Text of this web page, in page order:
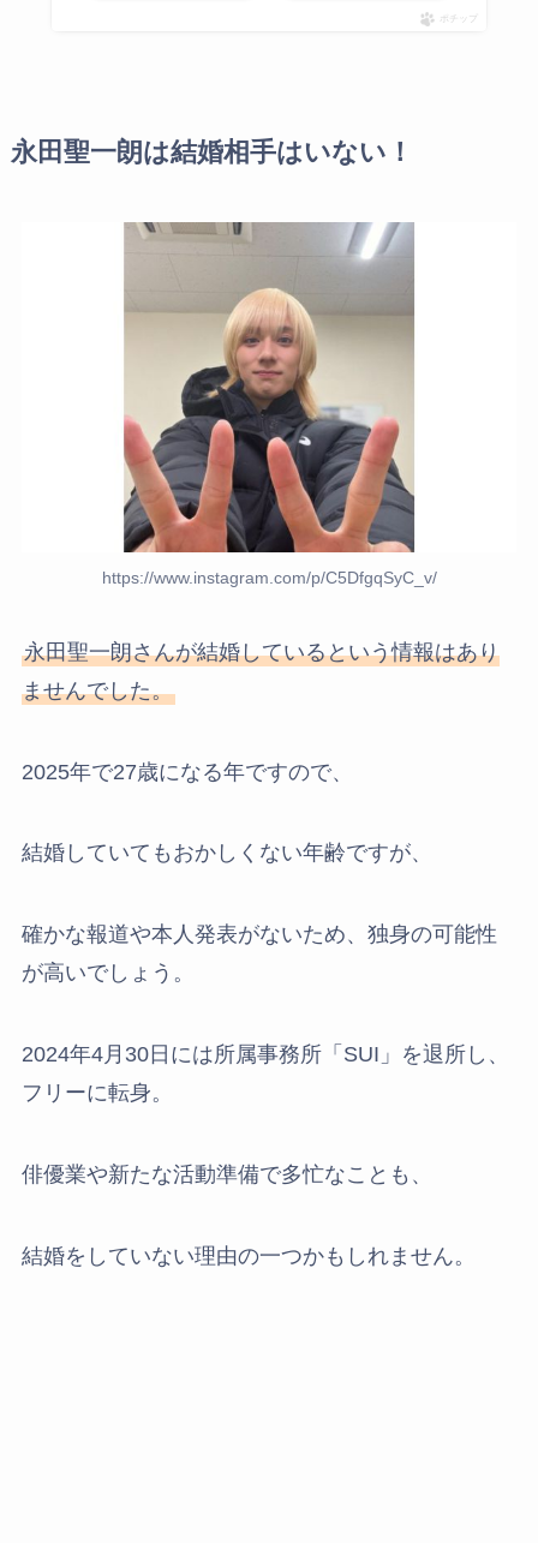
ポチップ
永田聖一朗は結婚相手はいない！
https://www.instagram.com/p/C5DfgqSyC_v/
永田聖一朗さんが結婚しているという情報はあり
ませんでした。
2025年で27歳になる年ですので、
結婚していてもおかしくない年齢ですが、
確かな報道や本人発表がないため、独身の可能性
が高いでしょう。
2024年4月30日には所属事務所「SUI」を退所し、
フリーに転身。
俳優業や新たな活動準備で多忙なことも、
結婚をしていない理由の一つかもしれません。